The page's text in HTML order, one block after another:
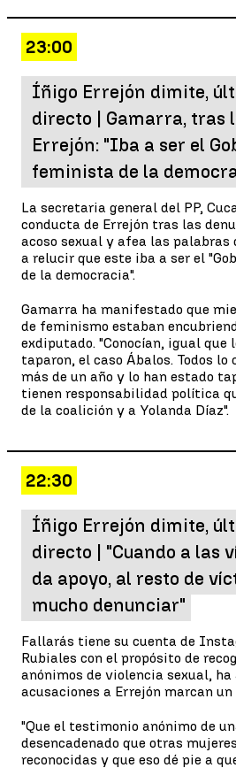
23:00
Íñigo Errejón dimite,
directo | Gamarra, tras
Errejón: "Iba a ser el
feminista de la
La secretaria general del PP,
conducta de Errejón tras las
acoso sexual y afea las palabras
a relucir que este iba a ser el
de la democracia".
Gamarra ha manifestado que
de feminismo estaban
exdiputado. "Conocían, igual que
taparon, el caso Ábalos. Todos lo
más de un año y lo han estado
tienen responsabilidad política
de la coalición y a Yolanda Díaz".
22:30
Íñigo Errejón dimite,
directo | "Cuando a las
da apoyo, al resto de
mucho denunciar"
Fallarás tiene su cuenta de
Rubiales con el propósito de
anónimos de violencia sexual,
acusaciones a Errejón marcan
"Que el testimonio anónimo de
desencadenado que otras
reconocidas y que eso dé pie a